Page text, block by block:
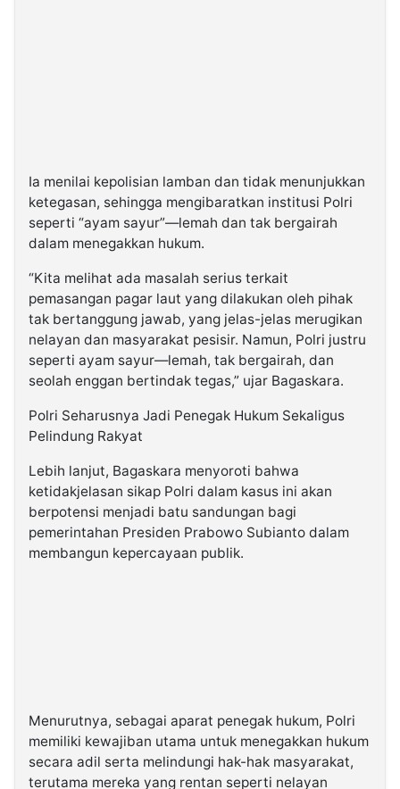
Ia menilai kepolisian lamban dan tidak menunjukkan
ketegasan, sehingga mengibaratkan institusi Polri
seperti “ayam sayur”—lemah dan tak bergairah
dalam menegakkan hukum.
“Kita melihat ada masalah serius terkait
pemasangan pagar laut yang dilakukan oleh pihak
tak bertanggung jawab, yang jelas-jelas merugikan
nelayan dan masyarakat pesisir. Namun, Polri justru
seperti ayam sayur—lemah, tak bergairah, dan
seolah enggan bertindak tegas,” ujar Bagaskara.
Polri Seharusnya Jadi Penegak Hukum Sekaligus
Pelindung Rakyat
Lebih lanjut, Bagaskara menyoroti bahwa
ketidakjelasan sikap Polri dalam kasus ini akan
berpotensi menjadi batu sandungan bagi
pemerintahan Presiden Prabowo Subianto dalam
membangun kepercayaan publik.
Menurutnya, sebagai aparat penegak hukum, Polri
memiliki kewajiban utama untuk menegakkan hukum
secara adil serta melindungi hak-hak masyarakat,
terutama mereka yang rentan seperti nelayan